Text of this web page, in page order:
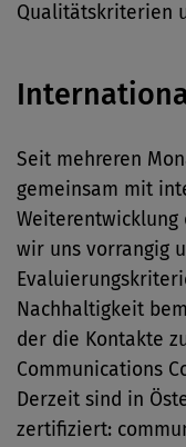
Qualitätskriterien
Seit mehreren
gemeinsam mit
Weiterentwicklung
wir uns vorrangig
Nachhaltigkeit
der die Kontakte
Communications
Derzeit sind in
zertifiziert: